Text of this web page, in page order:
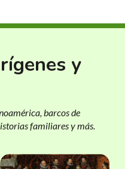
y
barcos de
familiares y más.